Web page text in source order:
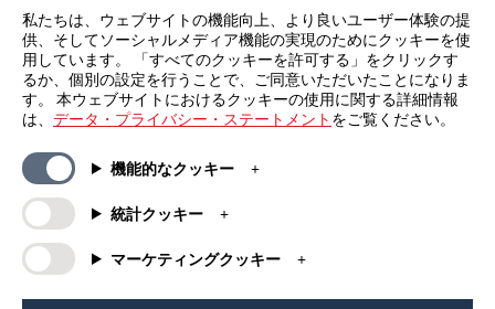
私たちは、ウェブサイトの機能向上、より良いユーザー体験の提
供、そしてソーシャルメディア機能の実現のためにクッキーを使
用しています。 「すべてのクッキーを許可する」をクリックす
るか、個別の設定を行うことで、ご同意いただいたことになりま
す。 本ウェブサイトにおけるクッキーの使用に関する詳細情報
は、 データ・プライバシー・ステートメント をご覧ください。
機能的なクッキー
統計クッキー
マーケティングクッキー
FAQs
ダウンロード資料
利用規約
抽選規約
my iF
ニュース / プレスリリース
連絡先